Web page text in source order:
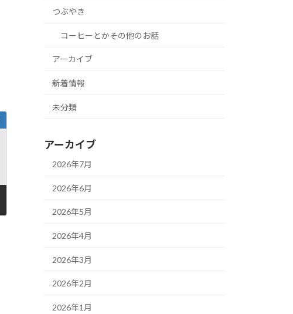
つぶやき
コーヒーとかその他のお話
アーカイブ
新着情報
未分類
アーカイブ
2026年7月
2026年6月
2026年5月
2026年4月
2026年3月
2026年2月
2026年1月